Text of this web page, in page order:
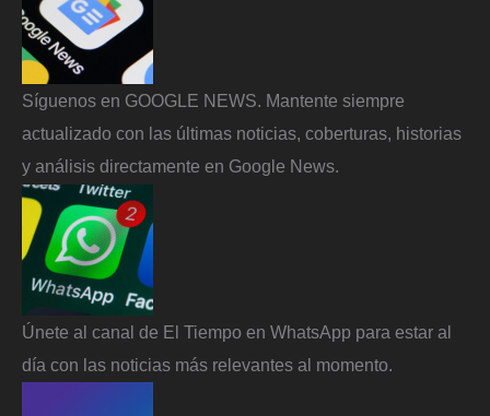
Síguenos en GOOGLE NEWS. Mantente siempre
actualizado con las últimas noticias, coberturas, historias
y análisis directamente en Google News.
Únete al canal de El Tiempo en WhatsApp para estar al
día con las noticias más relevantes al momento.